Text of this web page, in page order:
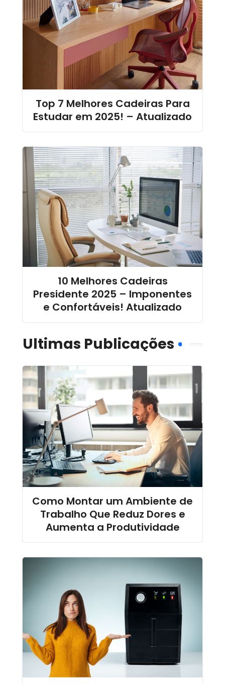
Top 7 Melhores Cadeiras Para
Estudar em 2025! – Atualizado
10 Melhores Cadeiras
Presidente 2025 – Imponentes
e Confortáveis! Atualizado
Ultimas Publicações
Como Montar um Ambiente de
Trabalho Que Reduz Dores e
Aumenta a Produtividade